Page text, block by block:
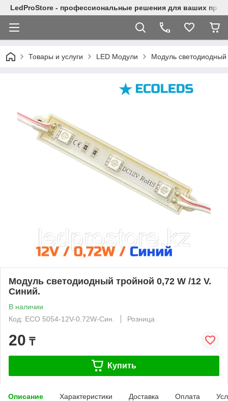
LedProStore - профессиональные решения для ваших
Товары и услуги LED Модули Модуль
Модуль светодиодный тройной 0,72 W /12 V.
Синий.
В наличии
Код: ECO 5054-12V-0.72W-Син.
Розница
20 ₸
Купить
Описание Характеристики Доставка Оплата